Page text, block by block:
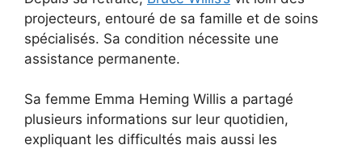
projecteurs, entouré de sa famille et de soins
spécialisés. Sa condition nécessite une
assistance permanente.
Sa femme Emma Heming Willis a partagé
plusieurs informations sur leur quotidien,
expliquant les difficultés mais aussi les